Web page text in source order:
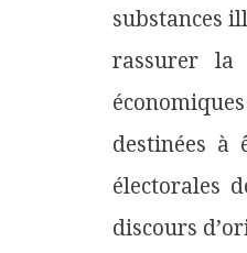
substances
rassurer la
destinées à
électorales
discours